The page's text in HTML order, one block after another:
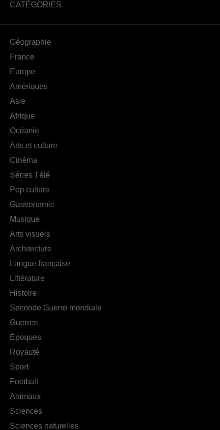
CATÉGORIES
Géographie
France
Europe
Amériques
Asie
Afrique
Océanie
Arts et culture
Cinéma
Séries Télé
Pop culture
Gastronomie
Musique
Arts visuels
Architecture
Langue française
Littérature
Histoire
Seconde Guerre mondiale
Guerres
Époques
Royauté
Sport
Football
Animaux
Sciences
Sciences naturelles